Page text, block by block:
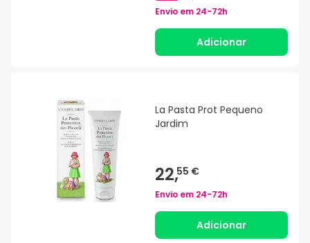
Envio em 24-72h
Adicionar
La Pasta Prot Pequeno
Jardim
22,55 €
Envio em 24-72h
Adicionar